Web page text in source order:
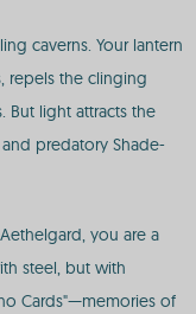
caverns. Your lantern
repels the clinging
But light attracts the
predatory Shade-
you are a
steel, but with
Cards"—memories of